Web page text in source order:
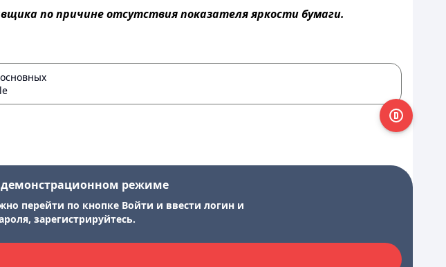
по причине отсутствия показателя яркости бумаги.
режиме
перейти по кнопке Войти и ввести логин и
зарегистрируйтесь.